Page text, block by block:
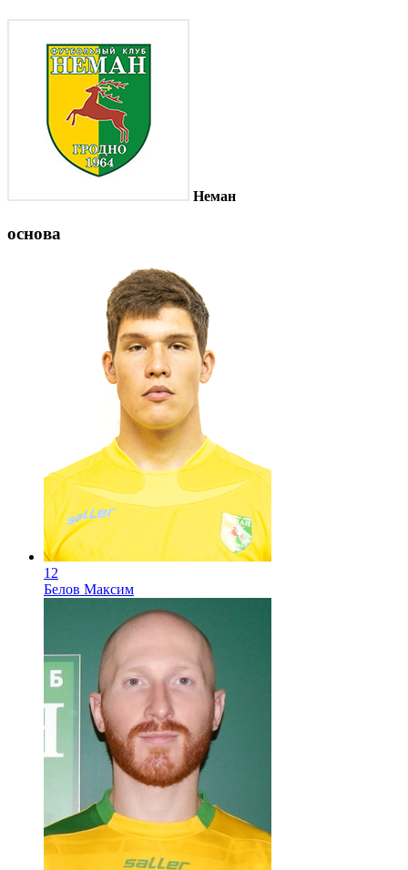
Неман
основа
12
Белов Максим